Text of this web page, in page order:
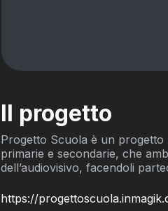
Il progetto
Progetto Scuola è un progetto
primarie e secondarie, che
dell’audiovisivo, facendoli
https://